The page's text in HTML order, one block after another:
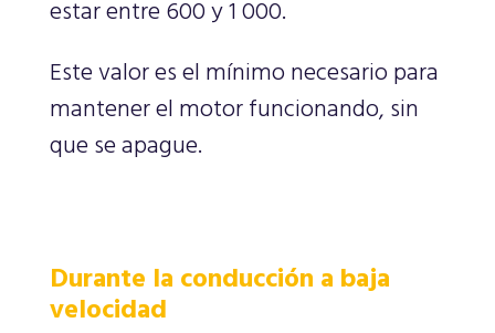
estar entre 600 y 1 000.
Este valor es el mínimo necesario para
mantener el motor funcionando, sin
que se apague.
Durante la conducción a baja
velocidad